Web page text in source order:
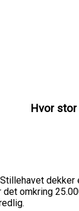
Hvor stor
omkring